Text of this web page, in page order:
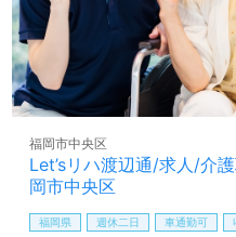
員として、キャリアデザイ
担当コンサルタントよりご
慮なくお願いします。
全国の求人ご紹介！医療/福
方も遠慮なく＊
LINE、メール、お電話など
料サービスをご利用いただ
Let’sリハ渡辺通/求人/介
岡市中央区
福岡市中央区
福岡県 週休二日 車通勤可